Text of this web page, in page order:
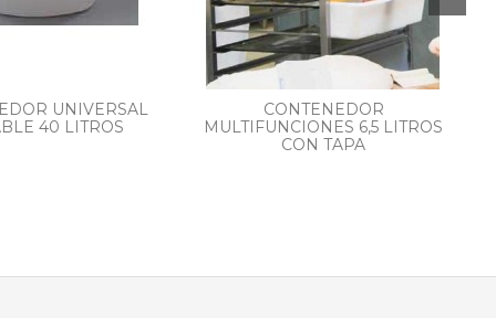
UNIVERSAL
40 LITROS
CONTENEDOR
MULTIFUNCIONES 6,5 LITROS
CON TAPA